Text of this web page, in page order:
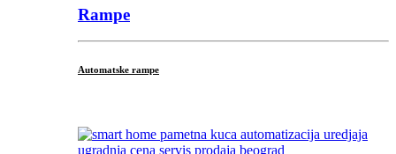
Rampe
Automatske rampe